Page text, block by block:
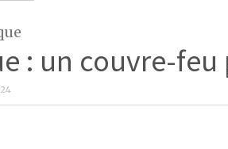
: un couvre-feu